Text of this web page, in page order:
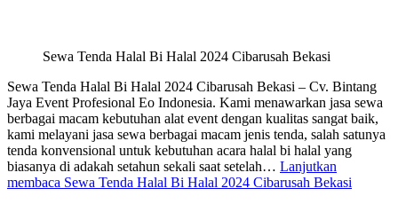
Sewa Tenda Halal Bi Halal 2024 Cibarusah Bekasi
Sewa Tenda Halal Bi Halal 2024 Cibarusah Bekasi – Cv. Bintang
Jaya Event Profesional Eo Indonesia. Kami menawarkan jasa sewa
berbagai macam kebutuhan alat event dengan kualitas sangat baik,
kami melayani jasa sewa berbagai macam jenis tenda, salah satunya
tenda konvensional untuk kebutuhan acara halal bi halal yang
biasanya di adakah setahun sekali saat setelah… Lanjutkan
membaca Sewa Tenda Halal Bi Halal 2024 Cibarusah Bekasi